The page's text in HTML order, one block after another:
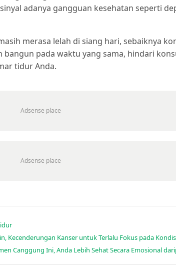
adanya gangguan kesehatan seperti
merasa lelah di siang hari, sebaiknya
pada waktu yang sama, hindari
tidur Anda.
Canggung Ini, Anda Lebih Sehat Secara Emosional